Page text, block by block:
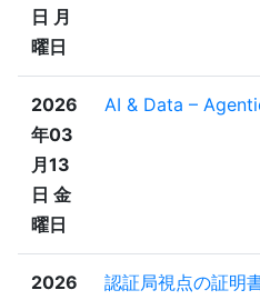
日 月
曜日
2026
年03
月13
日 金
曜日
AI & Data –
2026
認証局視点の証明